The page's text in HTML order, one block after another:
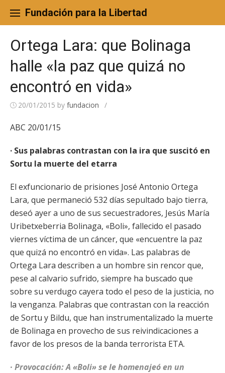
content
Fundación para la Libertad
Ortega Lara: que Bolinaga
halle «la paz que quizá no
encontró en vida»
20/01/2015 by fundacion /
ABC 20/01/15
· Sus palabras contrastan con la ira que suscitó en
Sortu la muerte del etarra
El exfuncionario de prisiones José Antonio Ortega
Lara, que permaneció 532 días sepultado bajo tierra,
deseó ayer a uno de sus secuestradores, Jesús María
Uribetxeberria Bolinaga, «Boli», fallecido el pasado
viernes víctima de un cáncer, que «encuentre la paz
que quizá no encontró en vida». Las palabras de
Ortega Lara describen a un hombre sin rencor que,
pese al calvario sufrido, siempre ha buscado que
sobre su verdugo cayera todo el peso de la justicia, no
la venganza. Palabras que contrastan con la reacción
de Sortu y Bildu, que han instrumentalizado la muerte
de Bolinaga en provecho de sus reivindicaciones a
favor de los presos de la banda terrorista ETA.
· Provocación:A «Boli» se le homenajeó en un